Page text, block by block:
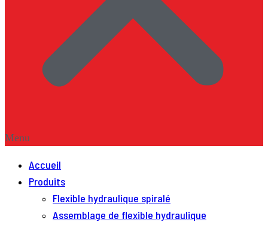
Menu
Accueil
Produits
Flexible hydraulique spiralé
Assemblage de flexible hydraulique